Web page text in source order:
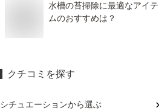
水槽の苔掃除に最適なアイテ
ムのおすすめは？
クチコミを探す
シチュエーションから選ぶ